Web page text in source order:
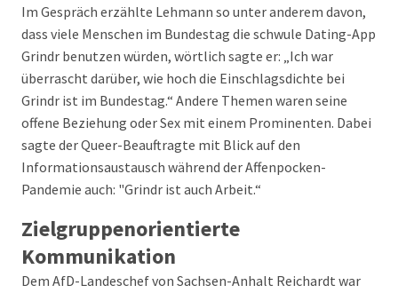
Im Gespräch erzählte Lehmann so unter anderem davon,
dass viele Menschen im Bundestag die schwule Dating-App
Grindr benutzen würden, wörtlich sagte er: „Ich war
überrascht darüber, wie hoch die Einschlagsdichte bei
Grindr ist im Bundestag.“ Andere Themen waren seine
offene Beziehung oder Sex mit einem Prominenten. Dabei
sagte der Queer-Beauftragte mit Blick auf den
Informationsaustausch während der Affenpocken-
Pandemie auch: "Grindr ist auch Arbeit.“
Zielgruppenorientierte
Kommunikation
Dem AfD-Landeschef von Sachsen-Anhalt Reichardt war